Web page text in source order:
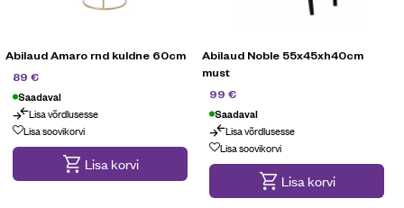
Abilaud Amaro rnd kuldne 60cm
89 €
Saadaval
Lõpumüük
Lisa võrdlusesse
Lisa soovikorvi
Lisa korvi
Abilaud Noble 55x45xh40cm
must
99 €
Saadaval
Lõpumüük
Lisa võrdlusesse
Lisa soovikorvi
Lisa korvi